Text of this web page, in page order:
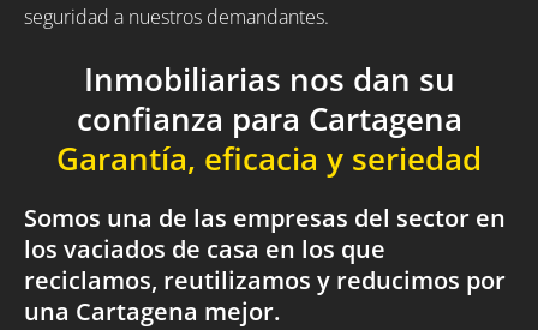
seguridad a nuestros demandantes.
Inmobiliarias nos dan su
confianza para Cartagena
Garantía, eficacia y seriedad
Somos una de las empresas del sector en
los vaciados de casa en los que
reciclamos, reutilizamos y reducimos por
una Cartagena mejor.